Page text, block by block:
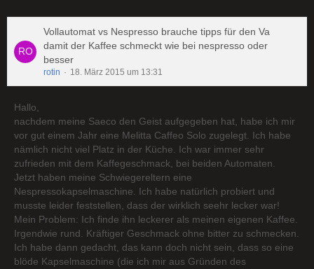
Vollautomat vs Nespresso brauche tipps für den Va
damit der Kaffee schmeckt wie bei nespresso oder
besser
rotin 18. März 2015 um 13:31
Hallo,
nachdem meine Saeco den Geist aufgegeben hat, habe ich mir
vor gut einem Jahr eine Melitta Caffeo Solo zugelegt. Ich habe
nämlich nicht viel Platz in der Küche. Ich war immer sehr
zufrieden mit dem Kaffegeschmack, bei beiden Automaten.
Jetzt haben meine Schwiegereltern eine
Nespressokapselmaschine. Ich habe natürlich probiert und
musste leider feststellen, dass der wirklich seehr lecker war!
Mein Problem: Ich finde ihn leckerer als meinen eigenen Kaffee.
Irgendwie rund. Kräftiger Geschmack ohne bitter zu schmecken.
Ich habe dann gedacht, das kann doch nicht sein, dass so eine
blöde Kapselmaschine (die ich mir aus Gründen des